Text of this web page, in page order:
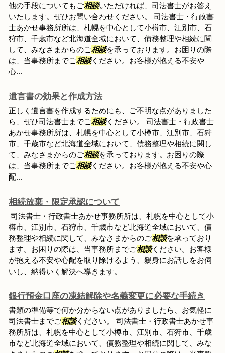
他の手段についてもご相談いただければ、司法書士がお答え
いたします。ぜひお問い合わせください。 司法書士・行政書
士あかせ事務所所は、札幌を中心として小樽市、江別市、石
狩市、千歳市など北海道全域において、債務整理や相続に関
して、みなさまからのご相談を承っております。お困りの際
は、当事務所までご相談ください。お客様が抱える不安や
心...
遺言書の効果と作成方法
正しく遺言書を作成するためにも、ご不明な点がありました
ら、ぜひ司法書士までご相談ください。 司法書士・行政書士
あかせ事務所所は、札幌を中心として小樽市、江別市、石狩
市、千歳市など北海道全域において、債務整理や相続に関し
て、みなさまからのご相談を承っております。お困りの際
は、当事務所までご相談ください。お客様が抱える不安や心
配...
相続放棄・限定承認について
司法書士・行政書士あかせ事務所所は、札幌を中心として小
樽市、江別市、石狩市、千歳市など北海道全域において、債
務整理や相続に関して、みなさまからのご相談を承っており
ます。お困りの際は、当事務所までご相談ください。お客様
が抱える不安や心配を取り除けるよう、親身にお話しをお伺
いし、納得いく解決へ導きます。
銀行預金口座の凍結解除や名義変更に必要な手続き
書類の準備等で何か分からない点がありましたら、お気軽に
司法書士までご相談ください。 司法書士・行政書士あかせ事
務所所は、札幌を中心として小樽市、江別市、石狩市、千歳
市など北海道全域において、債務整理や相続に関して、みな